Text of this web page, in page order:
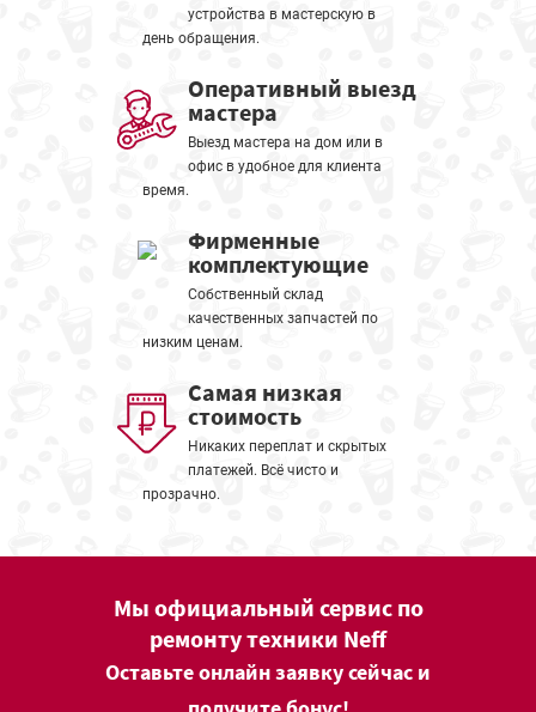
устройства в мастерскую в
день обращения.
Оперативный выезд
мастера
Выезд мастера на дом или в
офис в удобное для клиента
время.
Фирменные
комплектующие
Собственный склад
качественных запчастей по
низким ценам.
Самая низкая
стоимость
Никаких переплат и скрытых
платежей. Всё чисто и
прозрачно.
Мы официальный сервис по
ремонту техники Neff
Оставьте онлайн заявку сейчас и